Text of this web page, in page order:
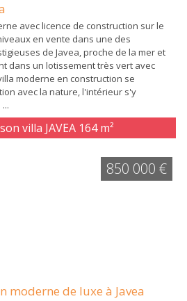
avec licence de construction sur le
en vente dans une des
de Javea, proche de la mer et
dans un lotissement très vert avec
moderne en construction se
avec la nature, l'intérieur s'y
villa JAVEA 164 m²
moderne de luxe à Javea
850 000 €